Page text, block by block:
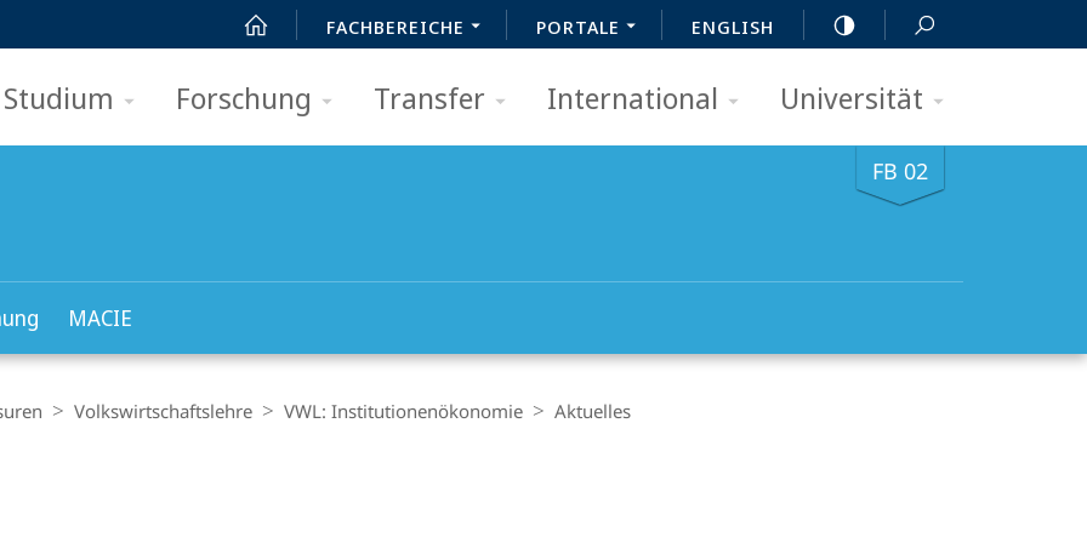
FACHBEREICHE PORTALE ENGLISH
Studium Forschung Transfer International Universität
FB 02
MACIE
Volkswirt­schaftslehre VWL: Institutionenökonomie Aktuelles